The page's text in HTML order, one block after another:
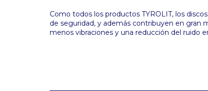
Como todos los productos TYROLIT, los
de seguridad, y además contribuyen en gran
menos vibraciones y una reducción del ruido